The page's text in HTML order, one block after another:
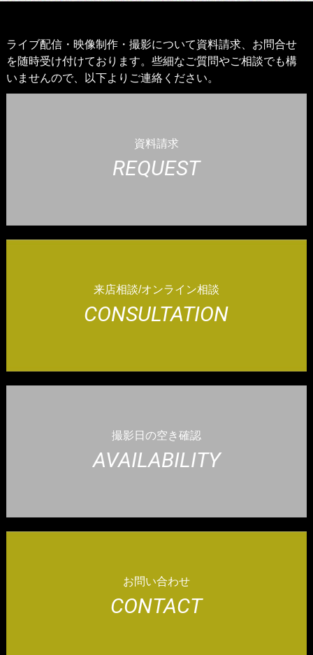
ライブ配信・映像制作・撮影について資料請求、お問合せ
を随時受け付けております。些細なご質問やご相談でも構
いませんので、以下よりご連絡ください。
資料請求
REQUEST
来店相談/オンライン相談
CONSULTATION
撮影日の空き確認
AVAILABILITY
お問い合わせ
CONTACT